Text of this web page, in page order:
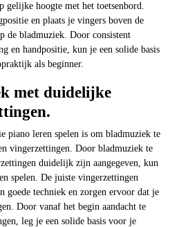
gelijke hoogte met het toetsenbord.
en plaats je vingers boven de
de bladmuziek. Door consistent
en handpositie, kun je een solide basis
als beginner.
met duidelijke
piano leren spelen is om bladmuziek te
vingerzettingen. Door bladmuziek te
duidelijk zijn aangegeven, kun
spelen. De juiste vingerzettingen
goede techniek en zorgen ervoor dat je
Door vanaf het begin aandacht te
leg je een solide basis voor je